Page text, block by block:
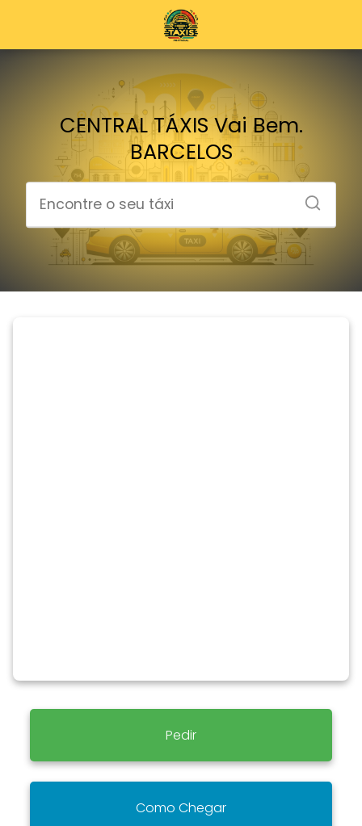
CENTRAL TÁXIS Vai Bem.
BARCELOS
Pedir
Como Chegar